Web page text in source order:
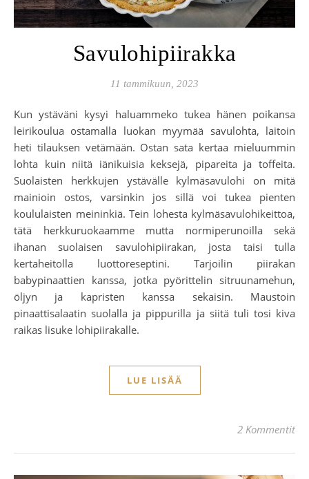
Savulohipiirakka
11 tammikuun, 2023
Kun ystäväni kysyi haluammeko tukea hänen poikansa
leirikoulua ostamalla luokan myymää savulohta, laitoin
heti tilauksen vetämään. Ostan sata kertaa mieluummin
lohta kuin niitä iänikuisia keksejä, pipareita ja toffeita.
Suolaisten herkkujen ystävälle kylmäsavulohi on mitä
mainioin ostos, varsinkin jos sillä voi tukea pienten
koululaisten meininkiä. Tein lohesta kylmäsavulohikeittoa,
tätä herkkuruokaamme mutta normiperunoilla sekä
ihanan suolaisen savulohipiirakan, josta taisi tulla
kertaheitolla luottoreseptini. Tarjoilin piirakan
babypinaattien kanssa, jotka pyörittelin sitruunamehun,
öljyn ja kapristen kanssa sekaisin. Maustoin
pinaattisalaatin suolalla ja pippurilla ja siitä tuli tosi kiva
raikas lisuke lohipiirakalle.
LUE LISÄÄ
2 Kommentit